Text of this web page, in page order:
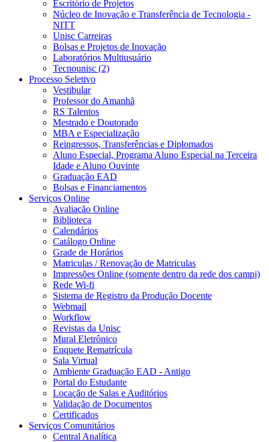
Escritório de Projetos
Núcleo de Inovação e Transferência de Tecnologia -
NITT
Unisc Carreiras
Bolsas e Projetos de Inovação
Laboratórios Multiusuário
Tecnounisc (2)
Processo Seletivo
Vestibular
Professor do Amanhã
RS Talentos
Mestrado e Doutorado
MBA e Especialização
Reingressos, Transferências e Diplomados
Aluno Especial, Programa Aluno Especial na Terceira
Idade e Aluno Ouvinte
Graduação EAD
Bolsas e Financiamentos
Serviços Online
Avaliação Online
Biblioteca
Calendários
Catálogo Online
Grade de Horários
Matriculas / Renovação de Matriculas
Impressões Online (somente dentro da rede dos campi)
Rede Wi-fi
Sistema de Registro da Produção Docente
Webmail
Workflow
Revistas da Unisc
Mural Eletrônico
Enquete Rematrícula
Sala Virtual
Ambiente Graduação EAD - Antigo
Portal do Estudante
Locação de Salas e Auditórios
Validação de Documentos
Certificados
Serviços Comunitários
Central Analítica